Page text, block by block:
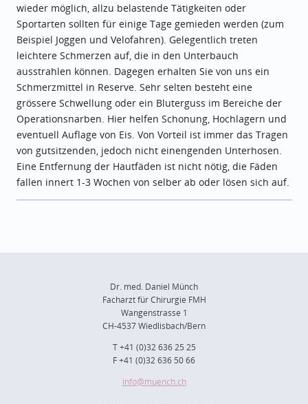
wieder möglich, allzu belastende Tätigkeiten oder
Sportarten sollten für einige Tage gemieden werden (zum
Beispiel Joggen und Velofahren). Gelegentlich treten
leichtere Schmerzen auf, die in den Unterbauch
ausstrahlen können. Dagegen erhalten Sie von uns ein
Schmerzmittel in Reserve. Sehr selten besteht eine
grössere Schwellung oder ein Bluterguss im Bereiche der
Operationsnarben. Hier helfen Schonung, Hochlagern und
eventuell Auflage von Eis. Von Vorteil ist immer das Tragen
von gutsitzenden, jedoch nicht einengenden Unterhosen.
Eine Entfernung der Hautfäden ist nicht nötig, die Fäden
fallen innert 1-3 Wochen von selber ab oder lösen sich auf.
Dr. med. Daniel Münch
Facharzt für Chirurgie FMH
Wangenstrasse 1
CH-4537 Wiedlisbach/Bern
T +41 (0)32 636 25 25
F +41 (0)32 636 50 66
info@muench.ch